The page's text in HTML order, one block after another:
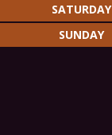
SATURDAY
SUNDAY